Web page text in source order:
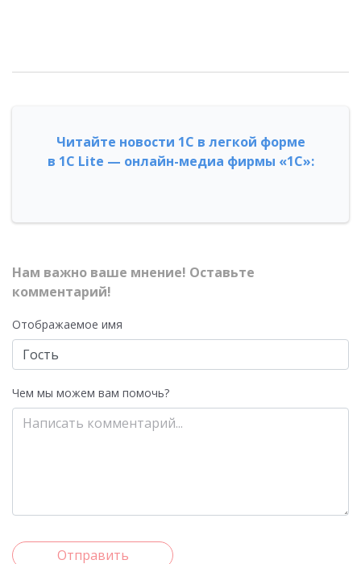
Читайте новости 1С в легкой форме
в 1С Lite — онлайн-медиа фирмы «1С»:
Нам важно ваше мнение! Оставьте
комментарий!
Отображаемое имя
Чем мы можем вам помочь?
Отправить